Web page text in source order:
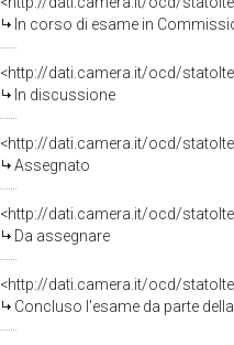
In corso di esame in
<http://dati.camera.it/ocd/
In discussione
<http://dati.camera.it/ocd/
Assegnato
<http://dati.camera.it/ocd/
Da assegnare
<http://dati.camera.it/ocd/
Concluso l'esame da parte